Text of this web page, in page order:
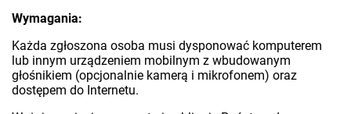
Wymagania:
Każda zgłoszona osoba musi dysponować komputerem
lub innym urządzeniem mobilnym z wbudowanym
głośnikiem (opcjonalnie kamerą i mikrofonem) oraz
dostępem do Internetu.